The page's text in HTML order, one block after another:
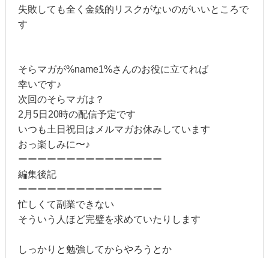
失敗しても全く金銭的リスクがないのがいいところで
す
そらマガが%name1%さんのお役に立てれば
幸いです♪
次回のそらマガは？
2月5日20時の配信予定です
いつも土日祝日はメルマガお休みしています
おっ楽しみに〜♪
ーーーーーーーーーーーーーーー
編集後記
ーーーーーーーーーーーーーーー
忙しくて副業できない
そういう人ほど完璧を求めていたりします
しっかりと勉強してからやろうとか